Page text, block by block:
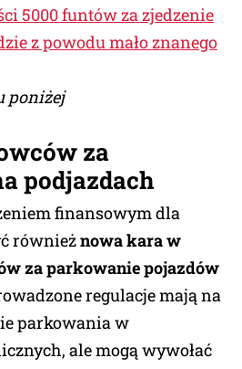
5000 funtów za zjedzenie
z powodu mało znanego
poniżej
za
podjazdach
finansowym dla
równieżnowa kara w
za parkowanie pojazdów
regulacje mają na
parkowania w
ale mogą wywołać